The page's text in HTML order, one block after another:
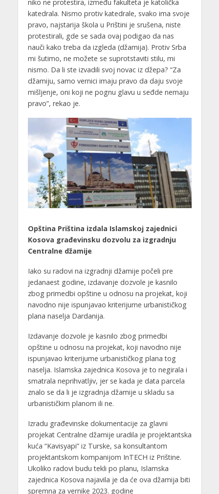
niko ne protestira, između fakulteta je katolička
katedrala. Nismo protiv katedrale, svako ima svoje
pravo, najstarija škola u Prištini je srušena, niste
protestirali, gde se sada ovaj podigao da nas
nauči kako treba da izgleda (džamija). Protiv Srba
mi šutimo, ne možete se suprotstaviti stilu, mi
nismo. Da li ste izvadili svoj novac iz džepa? “Za
džamiju, samo vernici imaju pravo da daju svoje
mišljenje, oni koji ne pognu glavu u seđde nemaju
pravo”, rekao je.
Opština Priština izdala Islamskoj zajednici
Kosova građevinsku dozvolu za izgradnju
Centralne džamije
Iako su radovi na izgradnji džamije počeli pre
jedanaest godine, izdavanje dozvole je kasnilo
zbog primedbi opštine u odnosu na projekat, koji
navodno nije ispunjavao kriterijume urbanističkog
plana naselja Dardanija.
Izdavanje dozvole je kasnilo zbog primedbi
opštine u odnosu na projekat, koji navodno nije
ispunjavao kriterijume urbanističkog plana tog
naselja. Islamska zajednica Kosova je to negirala i
smatrala neprihvatljiv, jer se kada je data parcela
znalo se da li je izgradnja džamije u skladu sa
urbanističkim planom ili ne.
Izradu građevinske dokumentacije za glavni
projekat Centralne džamije uradila je projektantska
kuća “Kavisyapi” iz Turske, sa konsultantom
projektantskom kompanijom InTECH iz Prištine.
Ukoliko radovi budu tekli po planu, Islamska
zajednica Kosova najavila je da će ova džamija biti
spremna za vernike 2023. godine